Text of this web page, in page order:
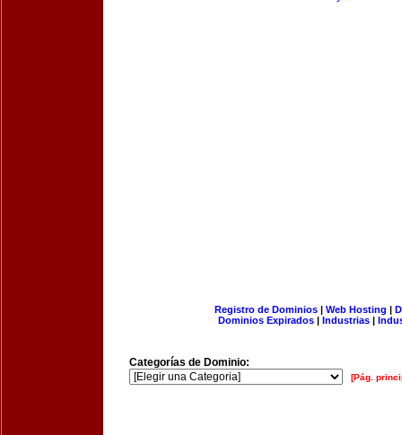
Registro de Dominios| Web Hosting |
Dominios Expirados | Industrias |
Categorías de Dominio:
[Pág.